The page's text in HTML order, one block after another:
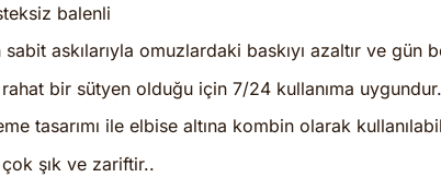
balenli
askılarıyla omuzlardaki baskıyı azaltır ve
bir sütyen olduğu için 7/24 kullanıma uygundur.
tasarımı ile elbise altına kombin olarak
şık ve zariftir..